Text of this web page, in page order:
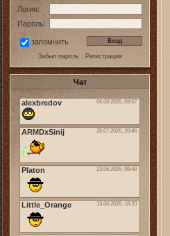
Логин:
Пароль:
запомнить
Забыл пароль· Регистрация
Чат